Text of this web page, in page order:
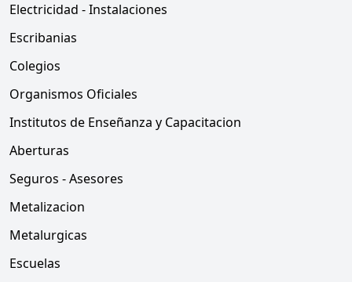
Electricidad - Instalaciones
Escribanias
Colegios
Organismos Oficiales
Institutos de Enseñanza y Capacitacion
Aberturas
Seguros - Asesores
Metalizacion
Metalurgicas
Escuelas